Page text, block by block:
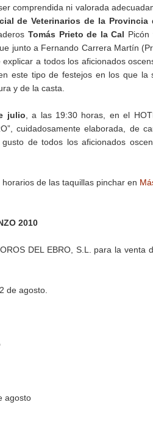
comprendida ni valorada
de Veterinarios de la Provincia
Tomás Prieto de la Cal Picón
junto a Fernando Carrera Martín
a todos los aficionados
este tipo de festejos en los que
y de la casta.
julio , a las 19:30 horas, en el
cuidadosamente elaborada, de
de todos los aficionados
de las taquillas pinchar en
2010
DEL EBRO, S.L. para la
de agosto.
agosto